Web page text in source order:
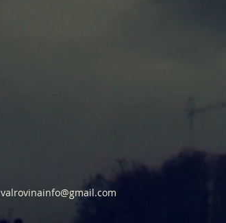
valrovinainfo@gmail.com